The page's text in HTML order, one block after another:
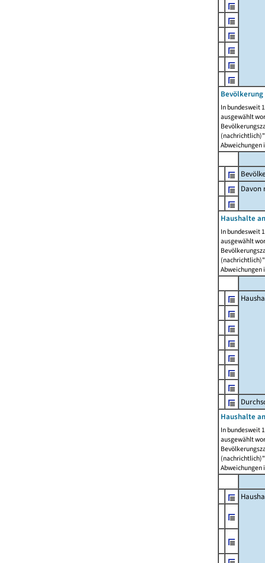
In bundesweit
ausgewählt
Abweichungen
Davon
Haushalte
In bundesweit
ausgewählt
Abweichungen
Haushalte
In bundesweit
ausgewählt
Abweichungen